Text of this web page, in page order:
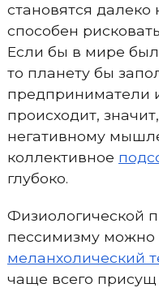
становятся далеко
способен
Если бы в мире
то планету бы
предприниматели
происходит,
негативному
коллективное
глубоко.
Физиологической
пессимизму можно
меланхолический
чаще всего